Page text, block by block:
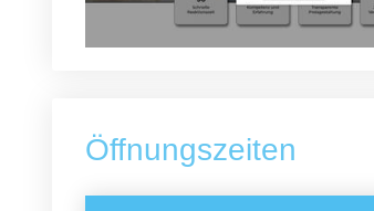
Öffnungszeiten